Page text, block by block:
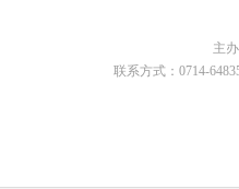
主
联系方式：0714-